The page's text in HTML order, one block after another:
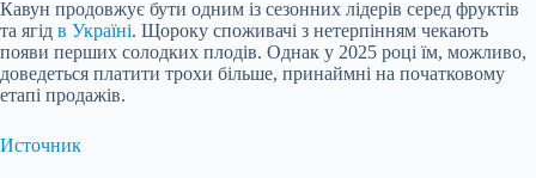
Кавун продовжує бути одним із сезонних лідерів серед фруктів
та ягід в Україні. Щороку споживачі з нетерпінням чекають
появи перших солодких плодів. Однак у 2025 році їм, можливо,
доведеться платити трохи більше, принаймні на початковому
етапі продажів.
Источник